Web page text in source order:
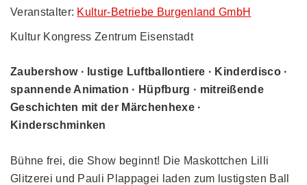
Veranstalter: Kultur-Betriebe Burgenland GmbH
Kultur Kongress Zentrum Eisenstadt
Zaubershow · lustige Luftballontiere · Kinderdisco ·
spannende Animation · Hüpfburg · mitreißende
Geschichten mit der Märchenhexe ·
Kinderschminken
Bühne frei, die Show beginnt! Die Maskottchen Lilli
Glitzerei und Pauli Plappagei laden zum lustigsten Ball